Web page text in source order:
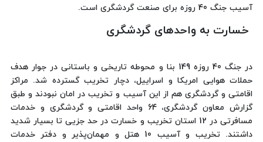
آسیب جنگ 40 روزه برای صنعت گردشگری است.
خسارت به واحدهای گردشگری
در جنگ 40 روزه 149 بنا و محوطه تاریخی و باستانی در جوار هدف
حملات هوایی امریکا و اسراییل، دچار تخریب گسترده شد. مراکز
اقامتی و گردشگری هم از این آسیب و تخریب در امان نبودند و طبق
گزارش معاون گردشگری، 64 واحد اقامتی و گردشگری و خدمات
مسافرتی در 12 استان تخریب و خسارت در حد جزیی تا بسیار شدید
داشتند. تخریب و آسیب 10 هتل و مهمان‌پذیر و دفتر خدمات